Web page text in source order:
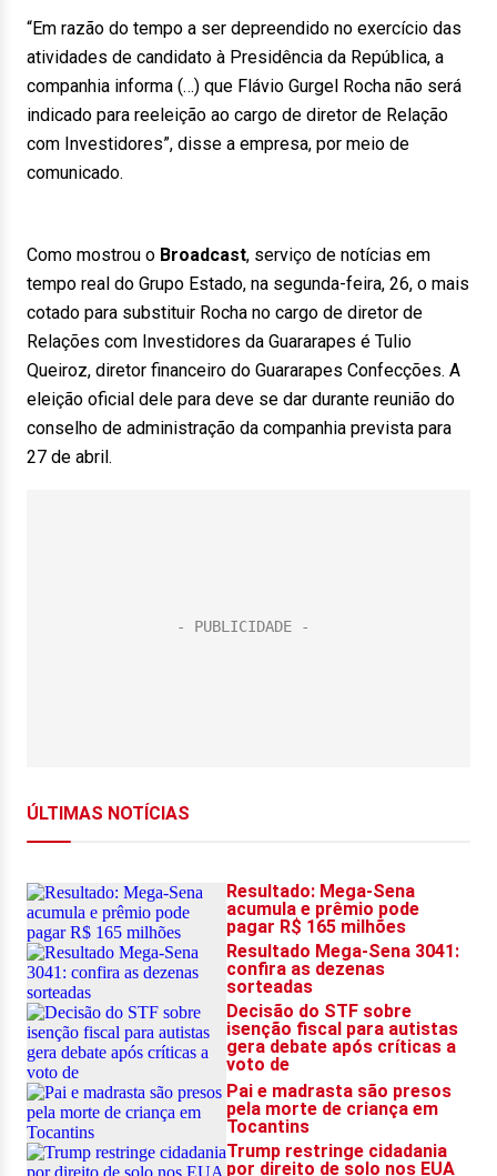
“Em razão do tempo a ser depreendido no exercício das
atividades de candidato à Presidência da República, a
companhia informa (…) que Flávio Gurgel Rocha não será
indicado para reeleição ao cargo de diretor de Relação
com Investidores”, disse a empresa, por meio de
comunicado.
Como mostrou o Broadcast, serviço de notícias em
tempo real do Grupo Estado, na segunda-feira, 26, o mais
cotado para substituir Rocha no cargo de diretor de
Relações com Investidores da Guararapes é Tulio
Queiroz, diretor financeiro do Guararapes Confecções. A
eleição oficial dele para deve se dar durante reunião do
conselho de administração da companhia prevista para
27 de abril.